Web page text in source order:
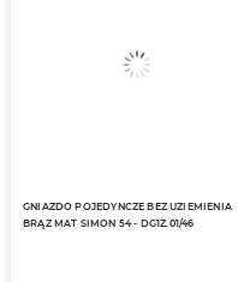
GNIAZDO POJEDYNCZE BEZ UZIEMIENIA
BRĄZ MAT SIMON 54 - DG1Z.01/46